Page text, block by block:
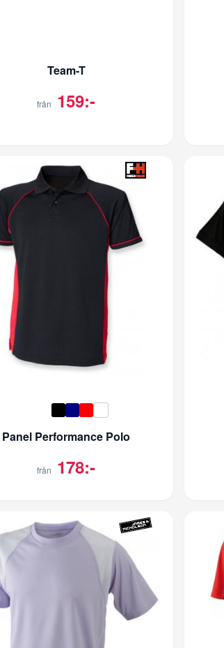
Team-T
från 159:-
Panel Performance Polo
från 178:-